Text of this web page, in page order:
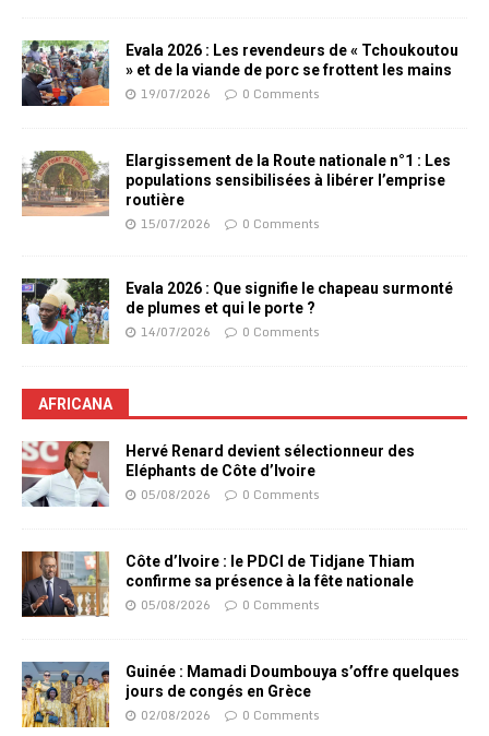
Evala 2026 : Les revendeurs de « Tchoukoutou
» et de la viande de porc se frottent les mains
19/07/2026 0 Comments
Elargissement de la Route nationale n°1 : Les
populations sensibilisées à libérer l’emprise
routière
15/07/2026 0 Comments
Evala 2026 : Que signifie le chapeau surmonté
de plumes et qui le porte ?
14/07/2026 0 Comments
AFRICANA
Hervé Renard devient sélectionneur des
Eléphants de Côte d’Ivoire
05/08/2026 0 Comments
Côte d’Ivoire : le PDCI de Tidjane Thiam
confirme sa présence à la fête nationale
05/08/2026 0 Comments
Guinée : Mamadi Doumbouya s’offre quelques
jours de congés en Grèce
02/08/2026 0 Comments